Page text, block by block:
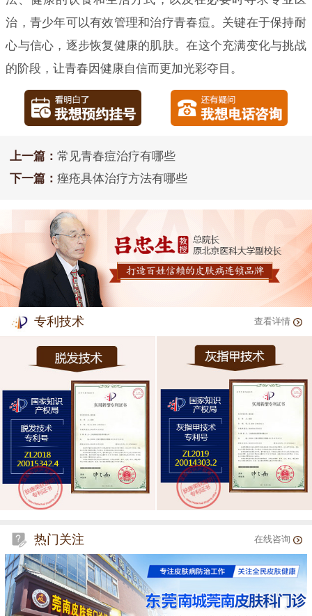
治，青少年可以有效管理和治疗青春痘。关键在于保持耐
心与信心，逐步恢复健康的肌肤。在这个充满变化与挑战
的阶段，让青春因健康自信而更加光彩夺目。
上一篇： 常见青春痘治疗有哪些
下一篇： 痤疮具体治疗方法有哪些
专利技术 查看详情
热门关注 在线咨询